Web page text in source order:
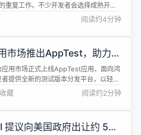
重复工作。不少开发者会选择成熟开源
一套基于 Spring Boot 3 + Vue2.7 前
计，仅作为技术选型参考，完整文档
...
阅读约4分钟
市场推出AppTest，助力开
完成应用测试
应用市场正式上线AppTest应用，面向鸿
提供全新的测试版本分发平台，以轻量
、便捷化的服务设计，优化应用测试全流
力开发者稳步提升应用品质、加速产品迭
覆盖多种测试场景，适配不同开
群组高效验证；针对外部用户的邀请测
收藏 阅读约2分钟
提议向‌美国政府‌出让约‌ 5%